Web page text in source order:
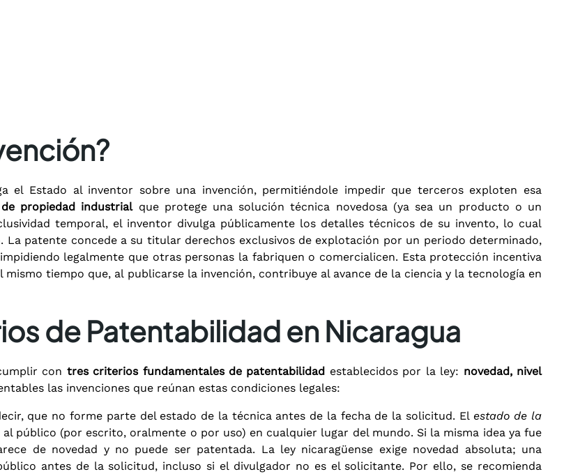
el Estado al inventor sobre una invención, permitiéndole impedir que terceros exploten esa
propiedad industrialque protege una solución técnica novedosa (ya sea un producto o un
temporal, el inventor divulga públicamente los detalles técnicos de su invento, lo cual
patente concede a su titular derechos exclusivos de explotación por un periodo determinado,
legalmente que otras personas la fabriquen o comercialicen. Esta protección incentiva
tiempo que, al publicarse la invención, contribuye al avance de la ciencia y la tecnología en
de Patentabilidad en Nicaragua
con tres criterios fundamentales de patentabilidad establecidos por la ley: novedad, nivel
las invenciones que reúnan estas condiciones legales:
que no forme parte del estado de la técnica antes de la fecha de la solicitud. El estado de la
público (por escrito, oralmente o por uso) en cualquier lugar del mundo. Si la misma idea ya fue
de novedad y no puede ser patentada. La ley nicaragüense exige novedad absoluta; una
antes de la solicitud, incluso si el divulgador no es el solicitante. Por ello, se recomienda